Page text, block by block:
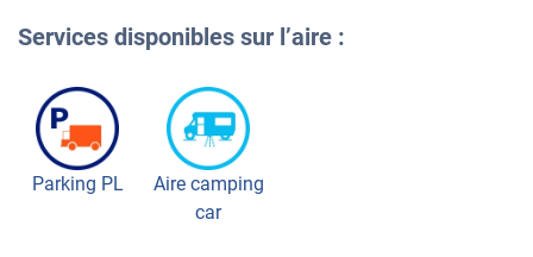
Services disponibles sur l’aire :
Parking PL
Aire camping
car